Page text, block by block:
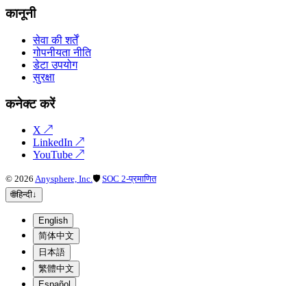
कानूनी
सेवा की शर्तें
गोपनीयता नीति
डेटा उपयोग
सुरक्षा
कनेक्ट करें
X ↗
LinkedIn ↗
YouTube ↗
© 2026 Anysphere, Inc.🛡 SOC 2-प्रमाणित
🌐हिन्दी↓
English
简体中文
日本語
繁體中文